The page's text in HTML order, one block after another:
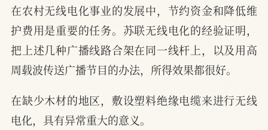
在农村无线电化事业的发展中，节约资金和降低维
护费用是重要的任务。苏联无线电化的经验证明，
把上述几种广播线路合架在同一线杆上，以及用高
周载波传送广播节目的办法，所得效果都很好。
在缺少木材的地区，敷设塑料绝缘电缆来进行无线
电化，具有异常重大的意义。